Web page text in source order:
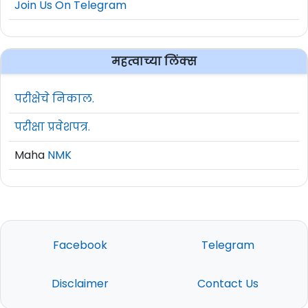
अदानी समूहाचे अध्यक्ष आणि प्रसिद्ध उद्योजक गौतम
अदानींनी मंगळवारी (२६ जुलै) ग्रामीण भागातील
आरोग्य, शिक्षण, कौशल्य विकासासाठी ६० हजार
सर्वसाधारण सभेतील भाषणात बोलत होते. यावेळी
त्यांनी २०२२ हे वर्ष वैयक्तिक दृष्टीने महत्त्व
सांगायचे असल्याचंही सांगितलं. वाढती महागाई,
विस्कळीत अन्नधान्य पुरवठा, लोकांचे वाढते
विस्थापन, आरोग्य सेवांचा फोलपणा, शिक्षण क्षेत्रात
त्यांनी भाषणात उल्लेख केला.
गौतम अदानी म्हणाले, “मला २०२२ या वर्षाचे
Join Us On Telegram
महत्वाच्या लिंक्स
परीक्षेचे निकाल.
परीक्षा प्रवेशपत्र.
Maha NMK
Facebook Telegram
Disclaimer Contact Us